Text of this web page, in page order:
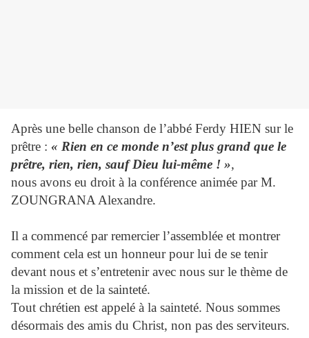
Après une belle chanson de l’abbé Ferdy HIEN sur le
prêtre : « Rien en ce monde n’est plus grand que le
prêtre, rien, rien, sauf Dieu lui-même ! »,
nous avons eu droit à la conférence animée par M.
ZOUNGRANA Alexandre.
Il a commencé par remercier l’assemblée et montrer
comment cela est un honneur pour lui de se tenir
devant nous et s’entretenir avec nous sur le thème de
la mission et de la sainteté.
Tout chrétien est appelé à la sainteté. Nous sommes
désormais des amis du Christ, non pas des serviteurs.